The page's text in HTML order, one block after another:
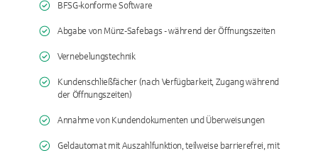
BFSG-konforme Software
Abgabe von Münz-Safebags - während der Öffnungszeiten
Vernebelungstechnik
Kundenschließfächer (nach Verfügbarkeit, Zugang während
der Öffnungszeiten)
Annahme von Kundendokumenten und Überweisungen
Geldautomat mit Auszahlfunktion, teilweise barrierefrei, mit